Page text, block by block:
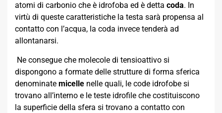
atomi di carbonio che è idrofoba ed è detta coda. In
virtù di queste caratteristiche la testa sarà propensa al
contatto con l’acqua, la coda invece tenderà ad
allontanarsi.
Ne consegue che molecole di tensioattivo si
dispongono a formate delle strutture di forma sferica
denominate micelle nelle quali, le code idrofobe si
trovano all’interno e le teste idrofile che costituiscono
la superficie della sfera si trovano a contatto con